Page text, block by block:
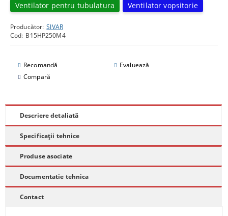
Ventilator pentru tubulatura
Ventilator vopsitorie
Producător: SIVAR
Cod: B15HP250M4
Recomandă
Evaluează
Compară
Descriere detaliată
Specificații tehnice
Produse asociate
Documentatie tehnica
Contact